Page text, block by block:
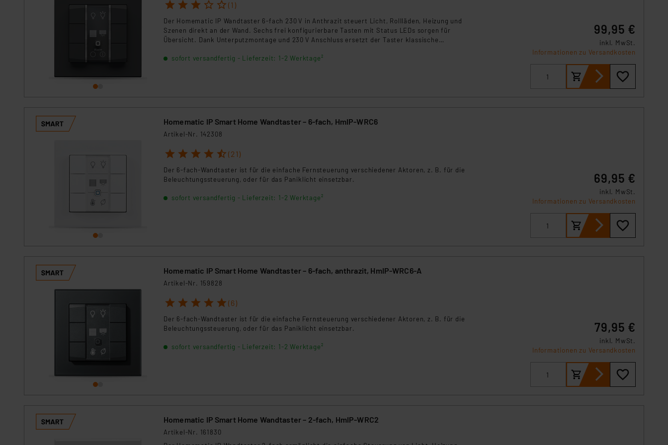
Für die USA besteht kein Angemessenheitsbeschluss der EU. Dies bedeutet, dass die USA als Land mit unzureichendem
Daten in Überwachungsprogrammen verarbeiten, ohne dass hiergegen Klagemöglichkeiten für Europäer bestehen.
Unsere Kooperation mit diesen Dienstleistern stützt sich auf die Standarddatenschutzklauseln der Europäischen
Daten, verbundenen Risiken.“
1 2 3 4 5 (1)
Der Homematic IP Wandtaster 6‑fach 230 V in Anthrazit steuert Licht, Rollläden, Heizung und
Szenen direkt an der Wand. Sechs frei konfigurierbare Tasten mit Status LEDs sorgen für
Übersicht. Dank Unterputzmontage und 230 V Anschluss ersetzt der Taster klassische
Modernisierung.
sofort versandfertig - Lieferzeit: 1-2 Werktage²
99,95 €
inkl. MwSt.
Informationen zu Versandkosten
Homematic IP Smart Home Wandtaster – 6-fach, HmIP-WRC6
Artikel-Nr. 142308
1 2 3 4 5 (21)
Der 6-fach-Wandtaster ist für die einfache Fernsteuerung verschiedener Aktoren, z. B. für die
Beleuchtungssteuerung, oder für das Paniklicht einsetzbar.
sofort versandfertig - Lieferzeit: 1-2 Werktage²
69,95 €
inkl. MwSt.
Informationen zu Versandkosten
Homematic IP Smart Home Wandtaster – 6-fach, anthrazit, HmIP-WRC6-A
Artikel-Nr. 159828
1 2 3 4 5 (6)
Der 6-fach-Wandtaster ist für die einfache Fernsteuerung verschiedener Aktoren, z. B. für die
Beleuchtungssteuerung, oder für das Paniklicht einsetzbar.
sofort versandfertig - Lieferzeit: 1-2 Werktage²
79,95 €
inkl. MwSt.
Informationen zu Versandkosten
Homematic IP Smart Home Wandtaster – 2-fach, HmIP-WRC2
Artikel-Nr. 161830